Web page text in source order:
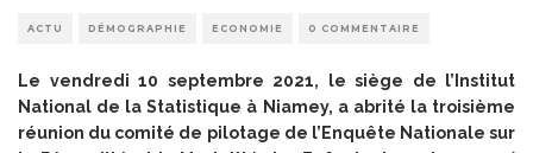
ACTU DÉMOGRAPHIE ECONOMIE 0 COMMENTAIRE
Le vendredi 10 septembre 2021, le siège de l’Institut
National de la Statistique à Niamey, a abrité la troisième
réunion du comité de pilotage de l’Enquête Nationale sur